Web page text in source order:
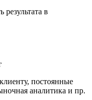
результата в
постоянные
аналитика и пр.